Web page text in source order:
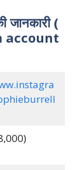
जानकारी(
account